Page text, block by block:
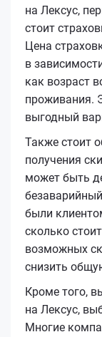
на Лексус,
стоит
Цена
в
как возраст
проживания.
выгодный
Также стоит
получения
может быть
были
сколько
возможных
снизить
Кроме того,
на Лексус,
Многие